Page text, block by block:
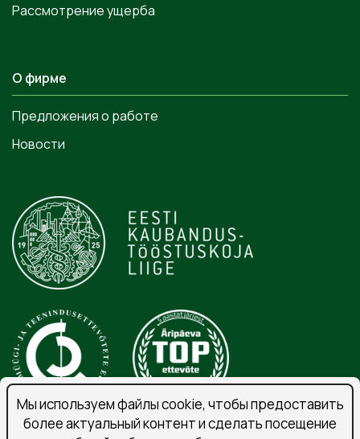
Рассмотрение ущерба
О фирме
Предложения о работе
Новости
Мы используем файлы cookie, чтобы предоставить
более актуальный контент и сделать посещение